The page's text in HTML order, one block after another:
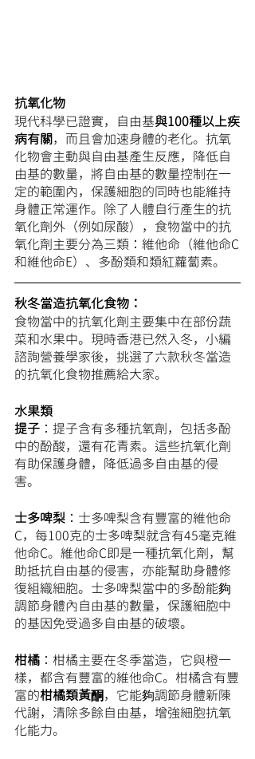
抗氧化物
現代科學已證實，自由基與100種以上疾
病有關，而且會加速身體的老化。抗氧
化物會主動與自由基產生反應，降低自
由基的數量，將自由基的數量控制在一
定的範圍內，保護細胞的同時也能維持
身體正常運作。除了人體自行產生的抗
氧化劑外（例如尿酸），食物當中的抗
氧化劑主要分為三類：維他命（維他命C
和維他命E）、多酚類和類紅蘿蔔素。
秋冬當造抗氧化食物：
食物當中的抗氧化劑主要集中在部份蔬
菜和水果中。現時香港已然入冬，小編
諮詢營養學家後，挑選了六款秋冬當造
的抗氧化食物推薦給大家。
水果類
提子 ：提子含有多種抗氧劑，包括多酚
中的酚酸，還有花青素。這些抗氧化劑
有助保護身體，降低過多自由基的侵
害。
士多啤梨 ：士多啤梨含有豐富的維他命
C，每100克的士多啤梨就含有45毫克維
他命C。維他命C即是一種抗氧化劑，幫
助抵抗自由基的侵害，亦能幫助身體修
復組織細胞。士多啤梨當中的多酚能夠
調節身體內自由基的數量，保護細胞中
的基因免受過多自由基的破壞。
柑橘 ：柑橘主要在冬季當造，它與橙一
樣，都含有豐富的維他命C。柑橘含有豐
富的柑橘類黃酮，它能夠調節身體新陳
代謝，清除多餘自由基，增強細胞抗氧
化能力。